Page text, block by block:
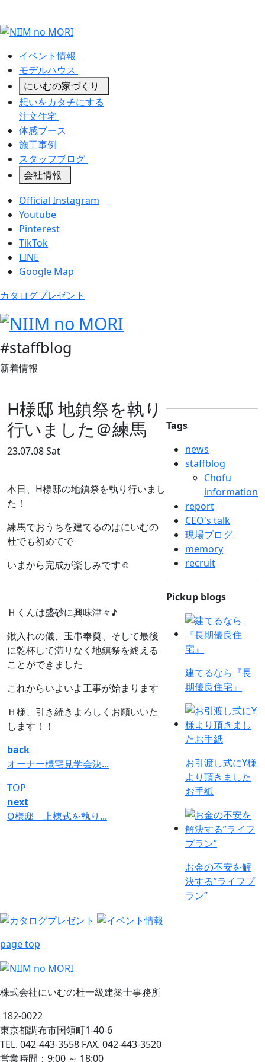
イベント情報
モデルハウス
にいむの家づくり
想いをカタチにする
注文住宅
体感ブース
施工事例
スタッフブログ
会社情報
Official Instagram
Youtube
Pinterest
TikTok
LINE
Google Map
カタログプレゼント
#staffblog
新着情報
H様邸 地鎮祭を執り
行いました＠練馬
23.07.08 Sat
本日、H様邸の地鎮祭を執り行いまし
た！
練馬でおうちを建てるのはにいむの
杜でも初めてで
いまから完成が楽しみです☺
Ｈくんは盛砂に興味津々♪
鍬入れの儀、玉串奉奠、そして最後
に乾杯して滞りなく地鎮祭を終える
ことができました
これからいよいよ工事が始まります
Ｈ様、引き続きよろしくお願いいた
します！！
back
オーナー様宅見学会決...
TOP
next
O様邸 上棟式を執り...
Tags
news
staffblog
Chofu
information
report
CEO's talk
現場ブログ
memory
recruit
Pickup blogs
建てるなら『長
期優良住宅』
お引渡し式にY様
より頂きました
お手紙
お金の不安を解
決する”ライフプ
ラン”
page top
株式会社にいむの杜一級建築士事務所
182-0022
東京都調布市国領町1-40-6
TEL. 042-443-3558 FAX. 042-443-3520
営業時間：9:00 ～ 18:00